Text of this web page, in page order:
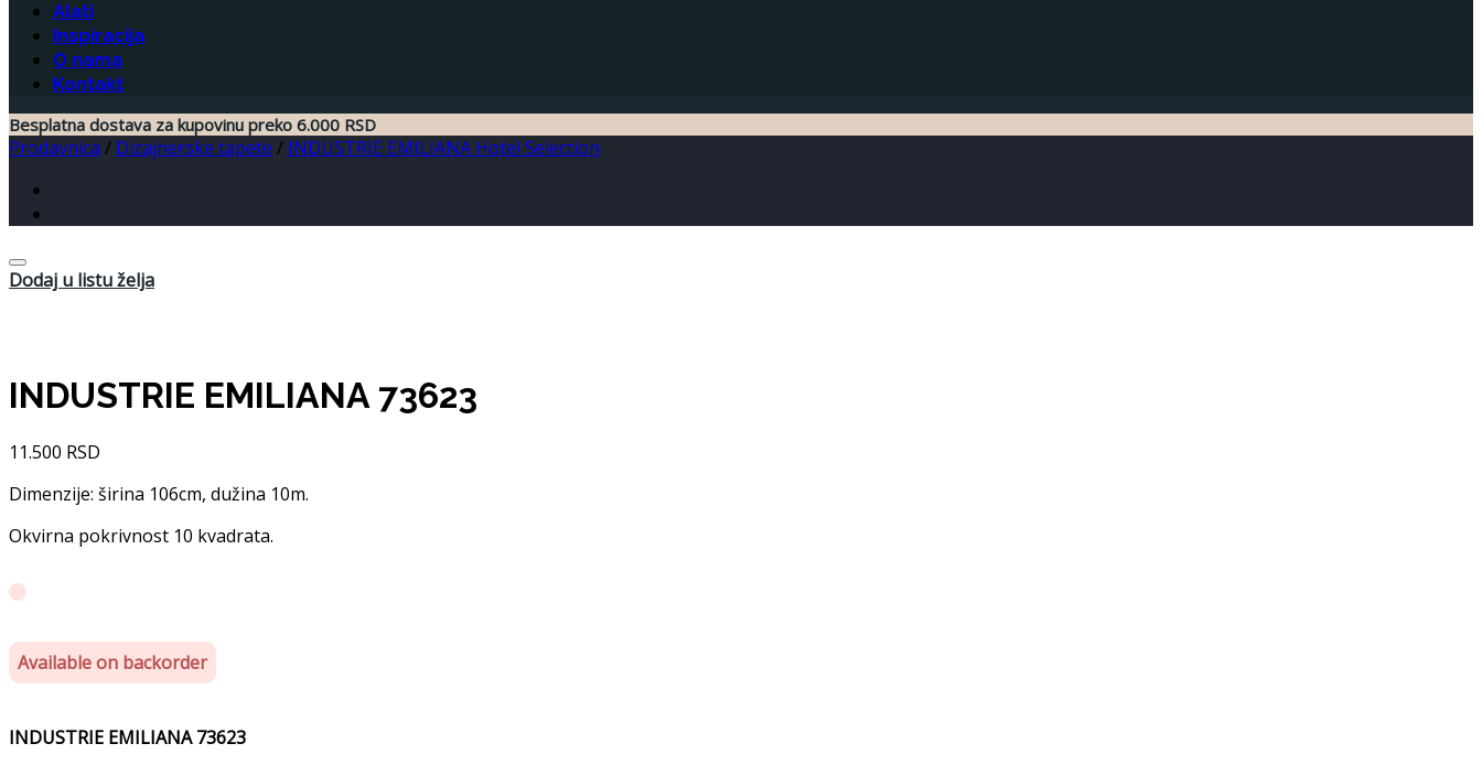
Alati
Inspiracija
O nama
Kontakt
Besplatna dostava za kupovinu preko 6.000 RSD
Prodavnica / Dizajnerske tapete / INDUSTRIE EMILIANA Hotel Selection
Dodaj u listu želja
INDUSTRIE EMILIANA 73623
11.500 RSD
Dimenzije: širina 106cm, dužina 10m.
Okvirna pokrivnost 10 kvadrata.
Available on backorder
INDUSTRIE EMILIANA 73623